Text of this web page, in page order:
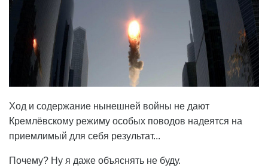
Ход и содержание нынешней войны не дают
Кремлёвскому режиму особых поводов надеятся на
приемлимый для себя результат...
Почему? Ну я даже объяснять не буду.